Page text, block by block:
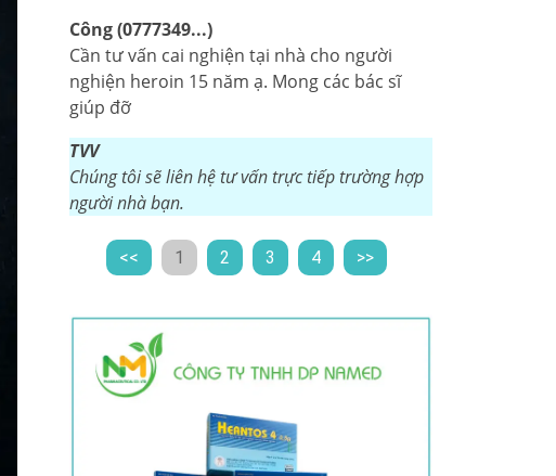
Công (0777349...)
Cần tư vấn cai nghiện tại nhà cho người
nghiện heroin 15 năm ạ. Mong các bác sĩ
giúp đỡ
TVV
Chúng tôi sẽ liên hệ tư vấn trực tiếp trường hợp
người nhà bạn.
<< 1 2 3 4 >>